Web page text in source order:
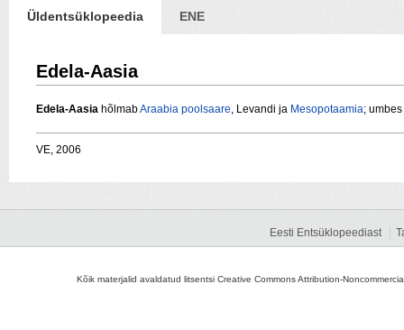
Üldentsüklopeedia ENE
Edela-Aasia
Edela-Aasia hõlmabAraabia poolsaare, Levandi ja Mesopotaamia;
VE, 2006
Eesti Entsüklopeediast
Kõik materjalid avaldatud litsentsi Creative Commons Attribution-